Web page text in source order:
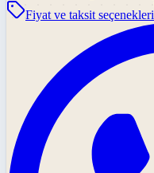
Fiyat ve taksit seçenekleri